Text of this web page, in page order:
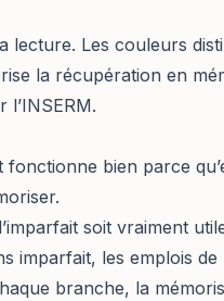
lecture. Les couleurs
la récupération en
l’INSERM.
fonctionne bien parce
soit vraiment
imparfait, les emplois
branche, la